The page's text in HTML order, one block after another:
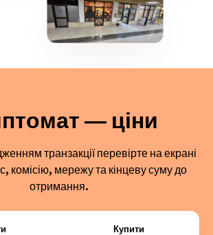
— ціни
транзакції перевірте на екрані
комісію, мережу та кінцеву суму до
отримання.
Купити